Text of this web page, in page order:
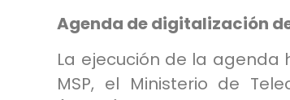
Agenda de digitalización
La ejecución de la
MSP, el Ministerio de